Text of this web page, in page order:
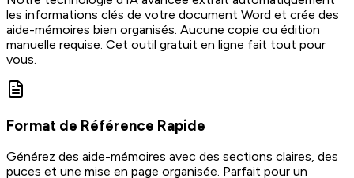
les informations clés de votre document Word et crée des
aide-mémoires bien organisés. Aucune copie ou édition
manuelle requise. Cet outil gratuit en ligne fait tout pour
vous.
Format de Référence Rapide
Générez des aide-mémoires avec des sections claires, des
puces et une mise en page organisée. Parfait pour un